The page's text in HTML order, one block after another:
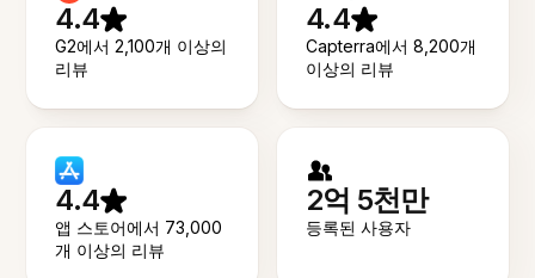
4.4
G2에서 2,100개 이상의
리뷰
4.4
Capterra에서 8,200개
이상의 리뷰
4.4
앱 스토어에서 73,000
개 이상의 리뷰
2억 5천만
등록된 사용자